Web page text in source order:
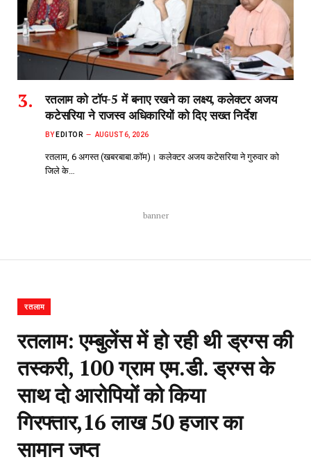
रतलाम को टॉप-5 में बनाए रखने का लक्ष्य, कलेक्टर अजय
कटेसरिया ने राजस्व अधिकारियों को दिए सख्त निर्देश
BY EDITOR AUGUST 6, 2026
रतलाम, 6 अगस्त (खबरबाबा.कॉम)। कलेक्टर अजय कटेसरिया ने गुरुवार को
जिले के…
banner
रतलाम
रतलाम: एम्बुलेंस में हो रही थी ड्रग्स की
तस्करी, 100 ग्राम एम.डी. ड्रग्स के
साथ दो आरोपियों को किया
गिरफ्तार,16 लाख 50 हजार का
सामान जप्त